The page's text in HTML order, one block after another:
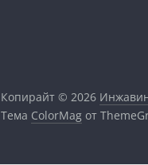
Копирайт © 2026
Тема ColorMag от